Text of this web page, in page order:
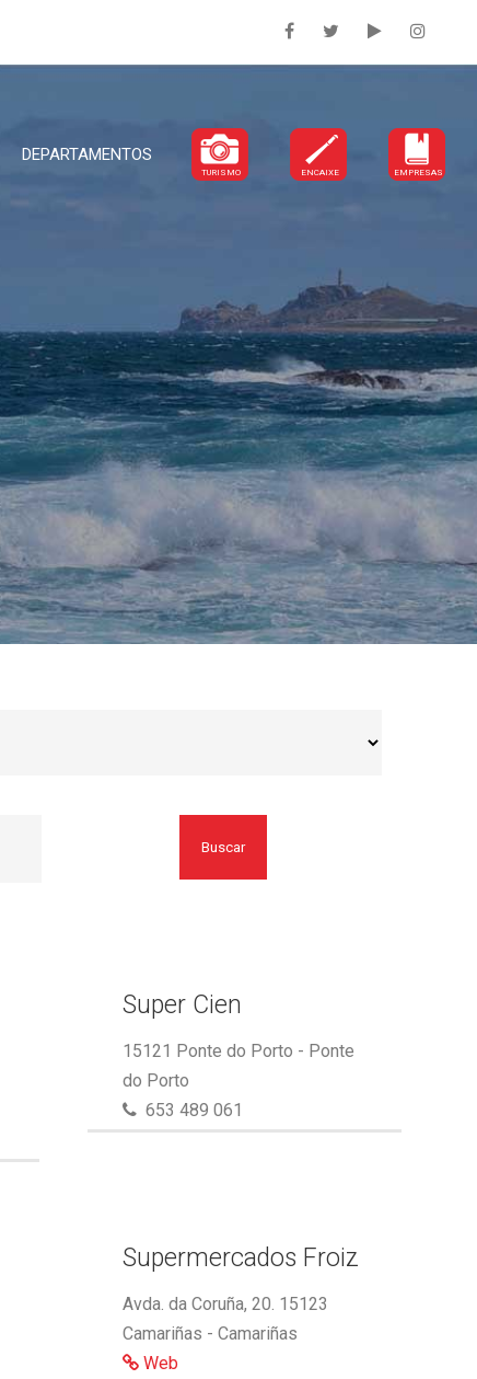
DEPARTAMENTOS
TURISMO ENCAIXE EMPRESAS
Buscar
Super Cien
15121 Ponte do Porto - Ponte
do Porto
653 489 061
Supermercados Froiz
Avda. da Coruña, 20. 15123
Camariñas - Camariñas
Web